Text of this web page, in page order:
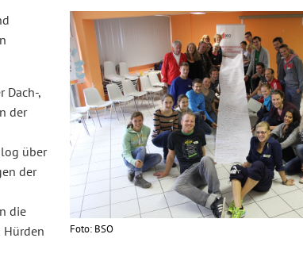
Foto: BSO
Dach-,
der
über
der
die
Hürden